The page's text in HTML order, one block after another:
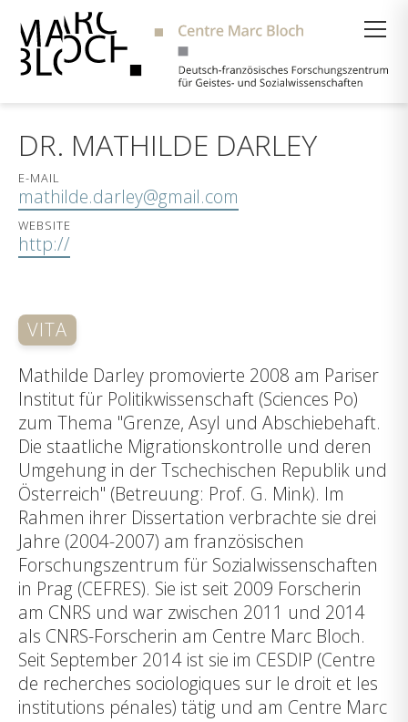
DR. MATHILDE DARLEY
E-MAIL
mathilde.darley@gmail.com
WEBSITE
http://
VITA
Mathilde Darley promovierte 2008 am Pariser
Institut für Politikwissenschaft (Sciences Po)
zum Thema "Grenze, Asyl und Abschiebehaft.
Die staatliche Migrationskontrolle und deren
Umgehung in der Tschechischen Republik und
Österreich" (Betreuung: Prof. G. Mink). Im
Rahmen ihrer Dissertation verbrachte sie drei
Jahre (2004-2007) am französischen
Forschungszentrum für Sozialwissenschaften
in Prag (CEFRES). Sie ist seit 2009 Forscherin
am CNRS und war zwischen 2011 und 2014
als CNRS-Forscherin am Centre Marc Bloch.
Seit September 2014 ist sie im CESDIP (Centre
de recherches sociologiques sur le droit et les
institutions pénales) tätig und am Centre Marc